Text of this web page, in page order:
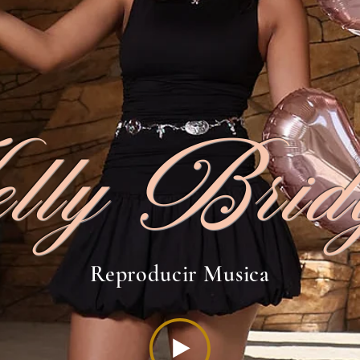
Reproducir Musica